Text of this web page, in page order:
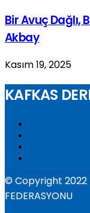
Bir Avuç Dağlı,
Akbay
Kasım 19, 2025
KAFKAS
© Copyright 2022
FEDERASYONU